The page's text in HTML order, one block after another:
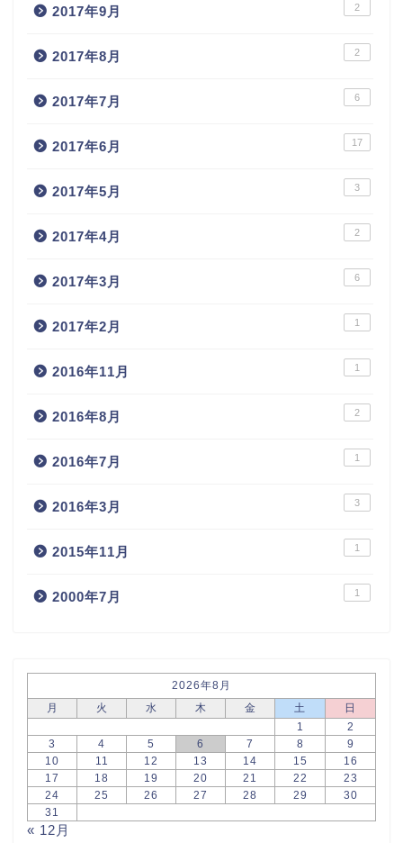
2017年9月 2
2017年8月 2
2017年7月 6
2017年6月 17
2017年5月 3
2017年4月 2
2017年3月 6
2017年2月 1
2016年11月 1
2016年8月 2
2016年7月 1
2016年3月 3
2015年11月 1
2000年7月 1
2026年8月
月
火 水 木 金 土
日
1
2
3
4 5 6 7 8
9
10
11 12 13 14 15
16
17
18 19 20 21 22
23
24
25 26 27 28 29
30
31
« 12月